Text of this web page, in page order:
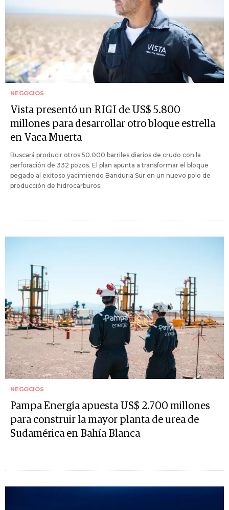
NEGOCIOS
Vista presentó un RIGI de US$ 5.800
millones para desarrollar otro bloque estrella
en Vaca Muerta
Buscará producir otros 50.000 barriles diarios de crudo con la
perforación de 332 pozos. El plan apunta a transformar el bloque
pegado al exitoso yacimiendo Banduria Sur en un nuevo polo de
producción de hidrocarburos.
NEGOCIOS
Pampa Energía apuesta US$ 2.700 millones
para construir la mayor planta de urea de
Sudamérica en Bahía Blanca